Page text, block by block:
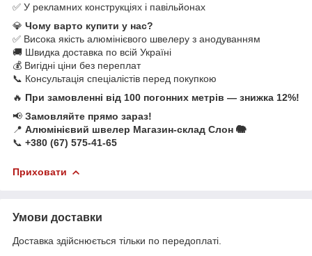
✅ У рекламних конструкціях і павільйонах
💎 Чому варто купити у нас?
✅ Висока якість алюмінієвого швелеру з анодуванням
🚚 Швидка доставка по всій Україні
💰 Вигідні ціни без переплат
📞 Консультація спеціалістів перед покупкою
🔥 При замовленні від 100 погонних метрів — знижка 12%!
📢 Замовляйте прямо зараз!
📍 Алюмінієвий швелер Магазин-склад Слон 🐘
📞 +380 (67) 575-41-65
Приховати
Умови доставки
Доставка здійснюється тільки по передоплаті.